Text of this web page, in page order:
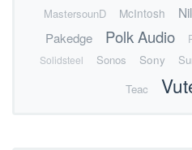
MastersounD McIntosh
Pakedge Polk Audio
Solidsteel Sonos Sony
Teac